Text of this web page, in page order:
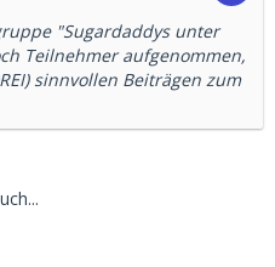
"Sugardaddys unter
Teilnehmer aufgenommen,
sinnvollen Beiträgen zum